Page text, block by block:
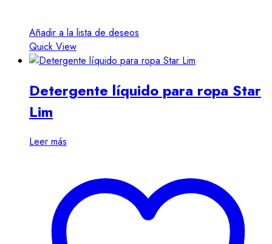
Añadir a la lista de deseos
Quick View
Detergente líquido para ropa Star
Lim
Leer más